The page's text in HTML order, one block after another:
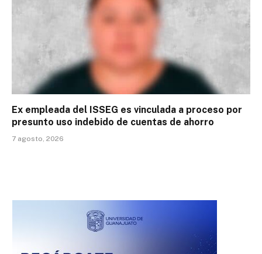
Ex empleada del ISSEG es vinculada a proceso por
presunto uso indebido de cuentas de ahorro
7 agosto, 2026